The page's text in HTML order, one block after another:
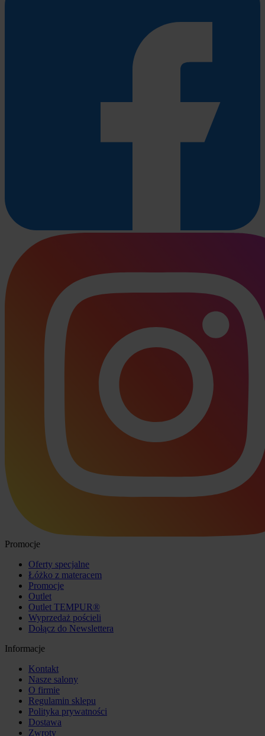
Promocje
Oferty specjalne
Łóżko z materacem
Promocje
Outlet
Outlet TEMPUR®
Wyprzedaż pościeli
Dołącz do Newslettera
Informacje
Kontakt
Nasze salony
O firmie
Regulamin sklepu
Polityka prywatności
Dostawa
Zwroty